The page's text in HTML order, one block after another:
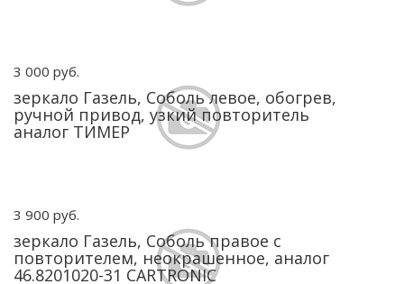
3 000 руб.
зеркало Газель, Соболь левое, обогрев,
ручной привод, узкий повторитель
аналог ТИМЕР
3 900 руб.
зеркало Газель, Соболь правое с
повторителем, неокрашенное, аналог
46.8201020-31 CARTRONIC